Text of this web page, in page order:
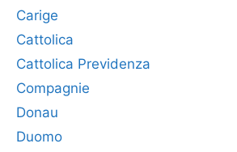
Carige
Cattolica
Cattolica Previdenza
Compagnie
Donau
Duomo